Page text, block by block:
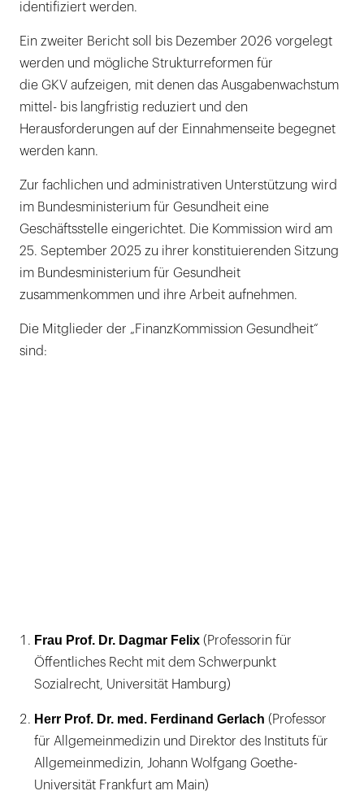
identifiziert werden.
Ein zweiter Bericht soll bis Dezember 2026 vorgelegt
werden und mögliche Strukturreformen für
die GKV aufzeigen, mit denen das Ausgabenwachstum
mittel- bis langfristig reduziert und den
Herausforderungen auf der Einnahmenseite begegnet
werden kann.
Zur fachlichen und administrativen Unterstützung wird
im Bundesministerium für Gesundheit eine
Geschäftsstelle eingerichtet. Die Kommission wird am
25. September 2025 zu ihrer konstituierenden Sitzung
im Bundesministerium für Gesundheit
zusammenkommen und ihre Arbeit aufnehmen.
Die Mitglieder der „FinanzKommission Gesundheit“
sind:
Frau Prof. Dr. Dagmar Felix (Professorin für
Öffentliches Recht mit dem Schwerpunkt
Sozialrecht, Universität Hamburg)
Herr Prof. Dr. med. Ferdinand Gerlach (Professor
für Allgemeinmedizin und Direktor des Instituts für
Allgemeinmedizin, Johann Wolfgang Goethe-
Universität Frankfurt am Main)